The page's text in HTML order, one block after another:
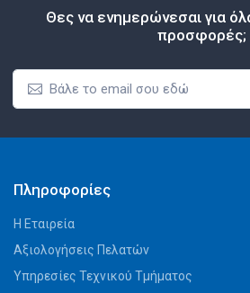
Θες να ενημερώνεσαι για
προσφορές;
Πληροφορίες
Η Εταιρεία
Αξιολογήσεις Πελατών
Υπηρεσίες Τεχνικού Τμήματος